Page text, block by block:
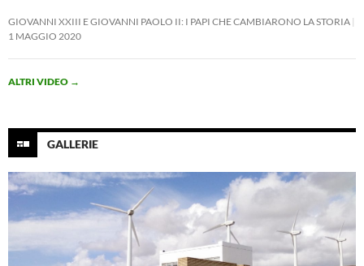
GIOVANNI XXIII E GIOVANNI PAOLO II: I PAPI CHE CAMBIARONO LA STORIA
1 MAGGIO 2020
ALTRI VIDEO →
GALLERIE